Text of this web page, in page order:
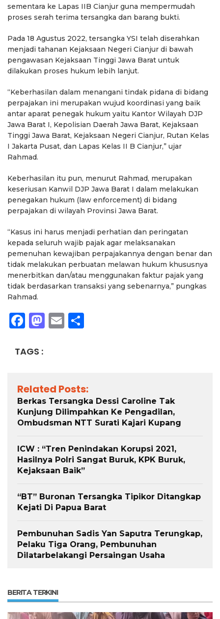
sementara ke Lapas IIB Cianjur guna mempermudah
proses serah terima tersangka dan barang bukti.
Pada 18 Agustus 2022, tersangka YSI telah diserahkan
menjadi tahanan Kejaksaan Negeri Cianjur di bawah
pengawasan Kejaksaan Tinggi Jawa Barat untuk
dilakukan proses hukum lebih lanjut.
“Keberhasilan dalam menangani tindak pidana di bidang
perpajakan ini merupakan wujud koordinasi yang baik
antar aparat penegak hukum yaitu Kantor Wilayah DJP
Jawa Barat I, Kepolisian Daerah Jawa Barat, Kejaksaan
Tinggi Jawa Barat, Kejaksaan Negeri Cianjur, Rutan Kelas
I Jakarta Pusat, dan Lapas Kelas II B Cianjur,” ujar
Rahmad.
Keberhasilan itu pun, menurut Rahmad, merupakan
keseriusan Kanwil DJP Jawa Barat I dalam melakukan
penegakan hukum (law enforcement) di bidang
perpajakan di wilayah Provinsi Jawa Barat.
“Kasus ini harus menjadi perhatian dan peringatan
kepada seluruh wajib pajak agar melaksanakan
pemenuhan kewajiban perpajakannya dengan benar dan
tidak melakukan perbuatan melawan hukum khususnya
menerbitkan dan/atau menggunakan faktur pajak yang
tidak berdasarkan transaksi yang sebenarnya,” pungkas
Rahmad.
Facebook
Mastodon
Email
TAGS :
Related Posts:
Berkas Tersangka Dessi Caroline Tak
Kunjung Dilimpahkan Ke Pengadilan,
Ombudsman NTT Surati Kajari Kupang
ICW : “Tren Penindakan Korupsi 2021,
Hasilnya Polri Sangat Buruk, KPK Buruk,
Kejaksaan Baik”
“BT” Buronan Tersangka Tipikor Ditangkap
Kejati Di Papua Barat
Pembunuhan Sadis Yan Saputra Terungkap,
Pelaku Tiga Orang, Pembunuhan
Dilatarbelakangi Persaingan Usaha
BERITA TERKINI